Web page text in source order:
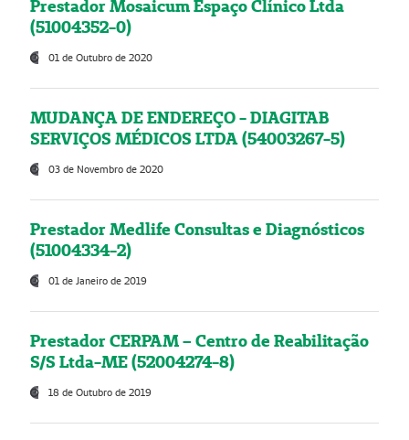
Prestador Mosaicum Espaço Clínico Ltda
(51004352-0)
01 de Outubro de 2020
MUDANÇA DE ENDEREÇO - DIAGITAB
SERVIÇOS MÉDICOS LTDA (54003267-5)
03 de Novembro de 2020
Prestador Medlife Consultas e Diagnósticos
(51004334-2)
01 de Janeiro de 2019
Prestador CERPAM – Centro de Reabilitação
S/S Ltda-ME (52004274-8)
18 de Outubro de 2019